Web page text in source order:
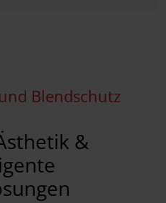
Blendschutz
&